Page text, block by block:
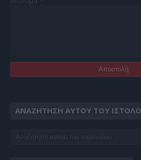
ΑΝΑΖΉΤΗΣΗ ΑΥΤΟΎ ΤΟΥ